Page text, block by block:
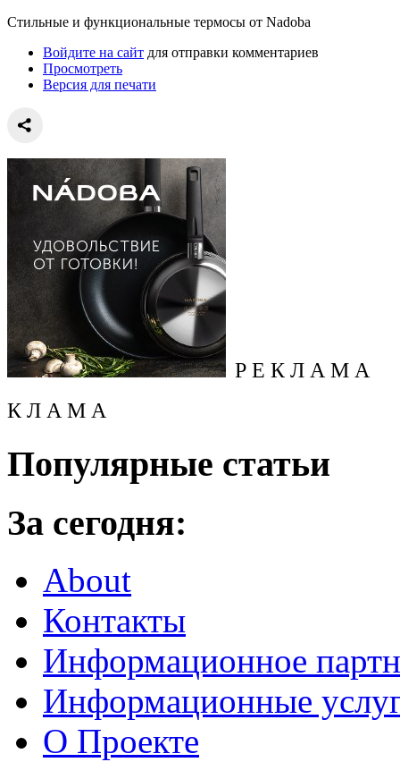
Стильные и функциональные термосы от Nadoba
Войдите на сайт для отправки комментариев
Просмотреть
Версия для печати
Р Е К Л А М А
К Л А М А
Популярные статьи
За сегодня:
About
Контакты
Информационное
Информационные
О Проекте